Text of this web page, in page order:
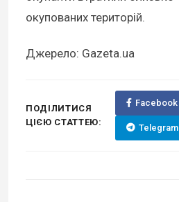
окупованих територій.
Джерело: Gazeta.ua
ПОДІЛИТИСЯ
ЦІЄЮ СТАТТЕЮ:
Facebook
Telegram